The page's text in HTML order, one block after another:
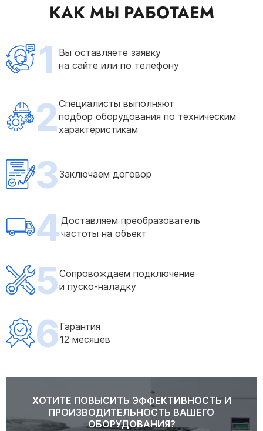
КАК МЫ РАБОТАЕМ
1 Вы оставляете заявку
на сайте или по телефону
2Специалисты выполняют
подбор оборудования по техническим
характеристикам
3Заключаем договор
4Доставляем преобразователь
частоты на объект
5Сопровождаем подключение
и пуско-наладку
6 Гарантия
12 месяцев
ХОТИТЕ ПОВЫСИТЬ ЭФФЕКТИВНОСТЬ И
ПРОИЗВОДИТЕЛЬНОСТЬ ВАШЕГО
ОБОРУДОВАНИЯ?